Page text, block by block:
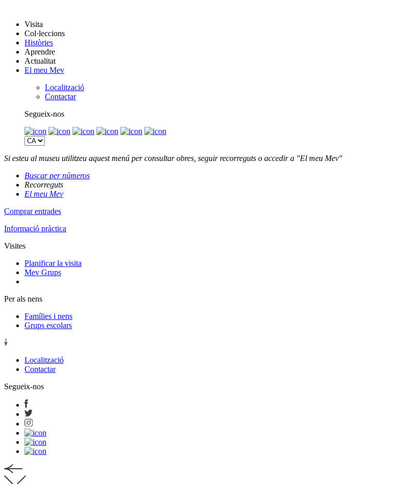
Visita
Col·leccions
Històries
Aprendre
Actualitat
El meu Mev
Localització
Contactar
Segueix-nos
Si esteu al museu utilitzeu aquest menú per consultar obres, seguir recorreguts o accedir a "El meu Mev"
Buscar per números
Recorreguts
El meu Mev
Comprar entrades
Informació pràctica
Visites
Planificar la visita
Mev Grups
Per als nens
Famílies i nens
Grups escolars
Localització
Contactar
Segueix-nos